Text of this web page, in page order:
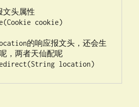
文头属性
cookie)
的响应报文头，还会生
，两者天仙配呢
location)